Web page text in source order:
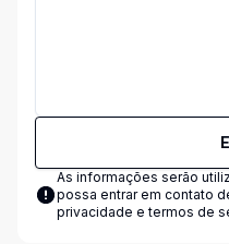
As informações serão
possa entrar em contato
privacidade e termos de